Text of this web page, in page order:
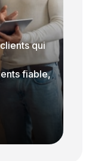
qui
fiable,